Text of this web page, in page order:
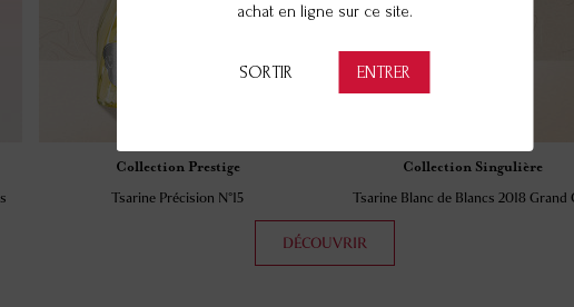
achat en ligne sur ce site.
SORTIR ENTRER
Collection Singulière
Tsarine Blanc de Blancs 2018 Grand Cru
Collection
Tsarine Gold
DÉCOUVRIR